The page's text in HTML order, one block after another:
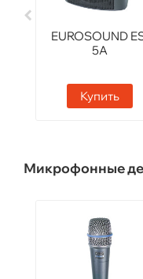
EUROSOUND
5A
Купить
Микрофонные